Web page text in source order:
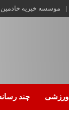
موسسه خیریه خادمین
ورزشی چند